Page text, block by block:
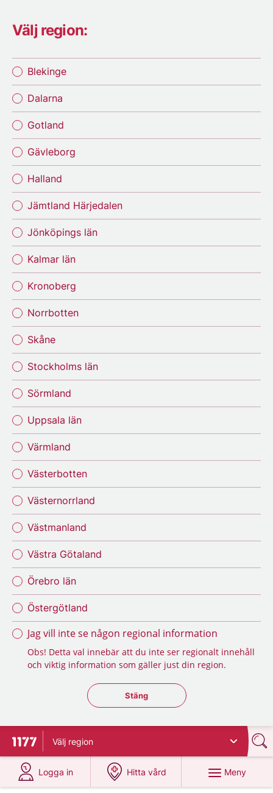
Välj region:
Blekinge
Dalarna
Gotland
Gävleborg
Halland
Jämtland Härjedalen
Jönköpings län
Kalmar län
Kronoberg
Norrbotten
Skåne
Stockholms län
Sörmland
Uppsala län
Värmland
Västerbotten
Västernorrland
Västmanland
Västra Götaland
Örebro län
Östergötland
Jag vill inte se någon regional information
Obs! Detta val innebär att du inte ser regionalt innehåll
och viktig information som gäller just din region.
Stäng regionsväljaren
Stäng
Till startsidan för 1177
Välj region
Logga in
på 1177.se
Hitta vård
på 1177.se
Meny